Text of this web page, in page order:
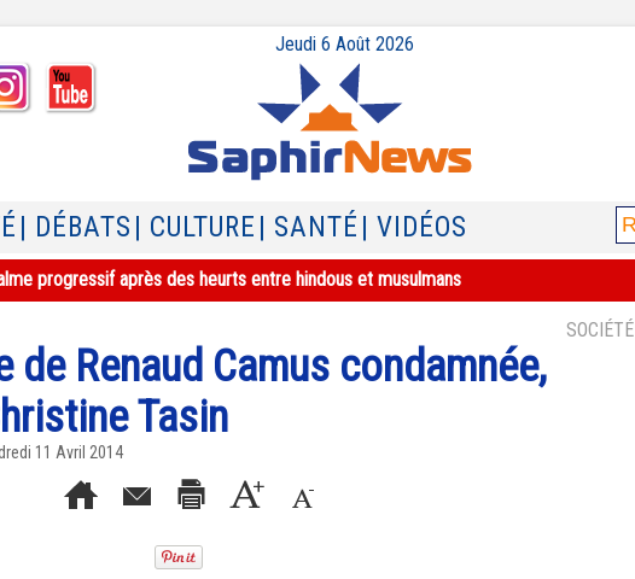
Jeudi 6 Août 2026
| DÉBATS | CULTURE | SANTÉ | VIDÉOS
progressif après des heurts entre hindous et musulmans
SOCIÉTÉ
de Renaud Camus condamnée,
Tasin
11 Avril 2014